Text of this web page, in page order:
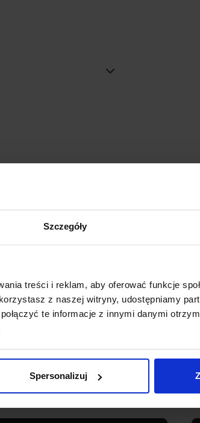
Szczegóły
treści i reklam, aby oferować funkcje
z naszej witryny, udostępniamy
te informacje z innymi danymi
Spersonalizuj
Lampa ogrodowa, solarna